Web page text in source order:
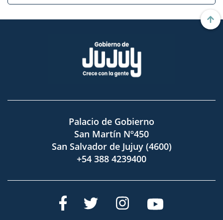
Palacio de Gobierno
San Martín Nº450
San Salvador de Jujuy (4600)
+54 388 4239400